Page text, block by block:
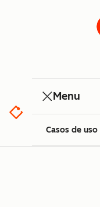
Menu
Casos de uso